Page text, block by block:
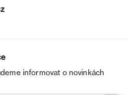
informovat o novinkách